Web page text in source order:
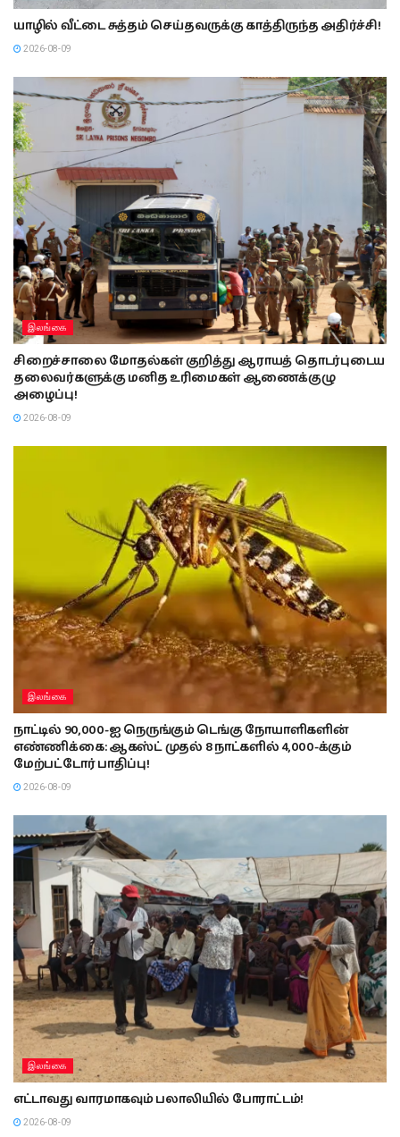
யாழில் வீட்டை சுத்தம் செய்தவருக்கு காத்திருந்த அதிர்ச்சி!
2026-08-09
இலங்கை
சிறைச்சாலை மோதல்கள் குறித்து ஆராயத் தொடர்புடைய
தலைவர்களுக்கு மனித உரிமைகள் ஆணைக்குழு
அழைப்பு!
2026-08-09
இலங்கை
நாட்டில் 90,000-ஐ நெருங்கும் டெங்கு நோயாளிகளின்
எண்ணிக்கை: ஆகஸ்ட் முதல் 8 நாட்களில் 4,000-க்கும்
மேற்பட்டோர் பாதிப்பு!
2026-08-09
இலங்கை
எட்டாவது வாரமாகவும் பலாலியில் போராட்டம்!
2026-08-09